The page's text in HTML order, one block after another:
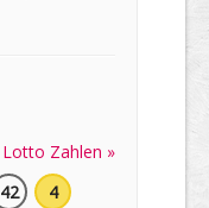
Lotto Zahlen »
42 4